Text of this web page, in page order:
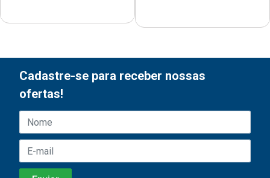
Cadastre-se para receber nossas
ofertas!